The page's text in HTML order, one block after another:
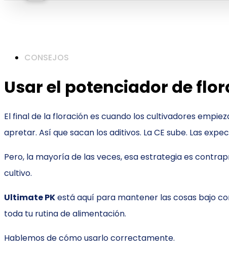
CONSEJOS
Usar el potenciador de
El final de la floración es cuando los cultivadores
apretar. Así que sacan los aditivos. La CE sube. Las
Pero, la mayoría de las veces, esa estrategia es
cultivo.
Ultimate PKestá aquí para mantener las cosas bajo
toda tu rutina de alimentación.
Hablemos de cómo usarlo correctamente.